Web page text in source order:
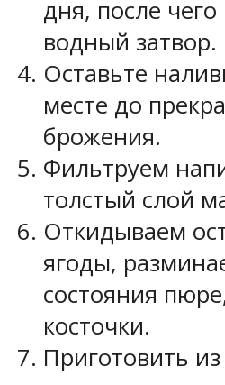
дня, после чего
водный затвор.
Оставьте
месте до
брожения.
Фильтруем
толстый слой
Откидываем
ягоды,
состояния
косточки.
Приготовить